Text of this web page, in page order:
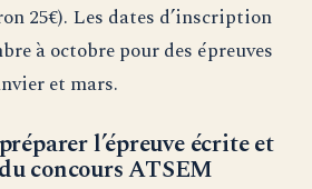
25€). Les dates d’inscription
à octobre pour des épreuves
et mars.
l’épreuve écrite et
concours ATSEM